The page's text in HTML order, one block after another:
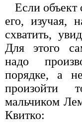
Если объект
его, изучая,
схватить,
Для этого
надо
порядке, а
произойти
мальчиком
Квитко: